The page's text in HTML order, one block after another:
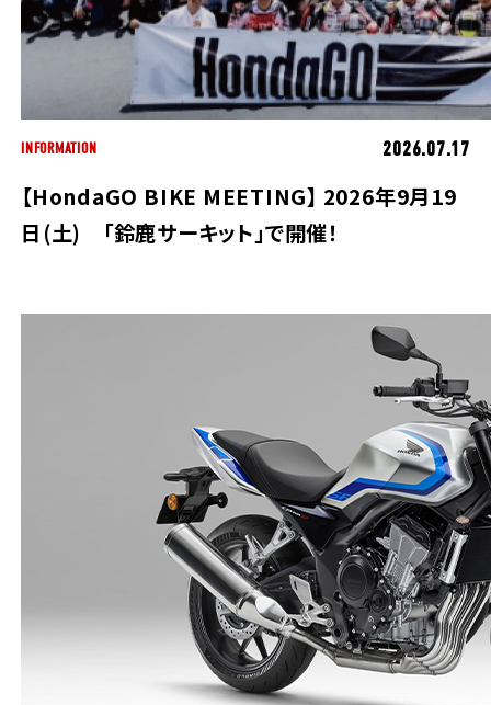
INFORMATION 2026.07.17
【HondaGO BIKE MEETING】 2026年9月19
日(土) 「鈴鹿サーキット」で開催！
ホンダドリーム 草加
ホンダドリーム 新座
ホンダドリーム 水戸北